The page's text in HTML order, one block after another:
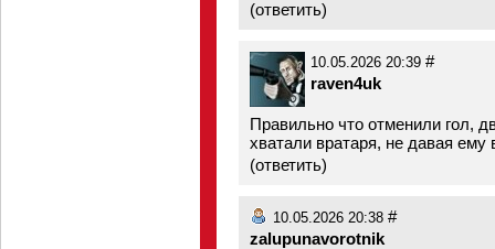
(ответить)
10.05.2026 20:39 #
raven4uk
Правильно что отменили гол,
хватали вратаря, не давая ему
(ответить)
10.05.2026 20:38 #
zalupunavorotnik